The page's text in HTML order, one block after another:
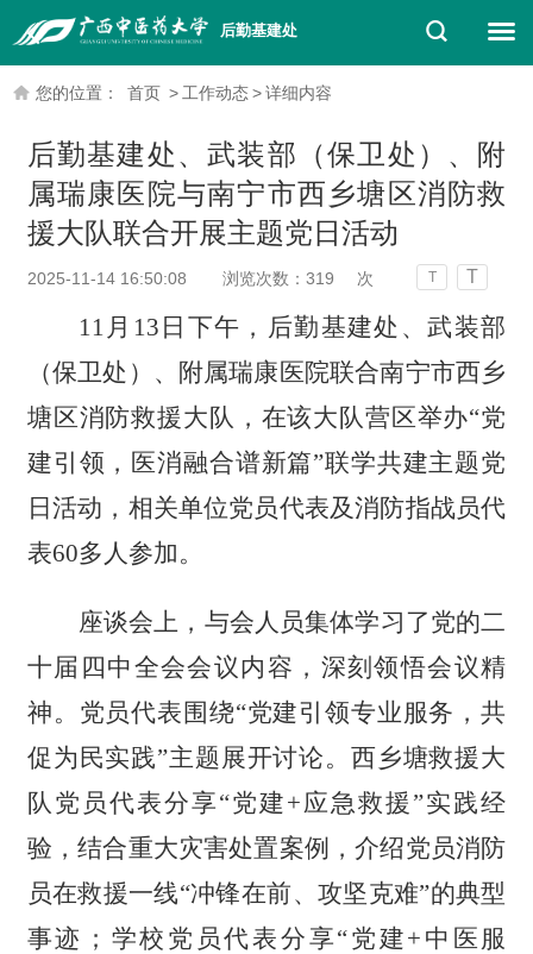
后勤基建处
您的位置： 首页 > 工作动态>详细内容
后勤基建处、武装部（保卫处）、附
属瑞康医院与南宁市西乡塘区消防救
援大队联合开展主题党日活动
2025-11-14 16:50:08 浏览次数： 319 次 T T
11月13日下午，后勤基建处、武装部
（保卫处）、附属瑞康医院联合南宁市西乡
塘区消防救援大队，在该大队营区举办“党
建引领，医消融合谱新篇”联学共建主题党
日活动，相关单位党员代表及消防指战员代
表60多人参加。
座谈会上，与会人员集体学习了党的二
十届四中全会会议内容，深刻领悟会议精
神。党员代表围绕“党建引领专业服务，共
促为民实践”主题展开讨论。西乡塘救援大
队党员代表分享“党建+应急救援”实践经
验，结合重大灾害处置案例，介绍党员消防
员在救援一线“冲锋在前、攻坚克难”的典型
事迹；学校党员代表分享“党建+中医服